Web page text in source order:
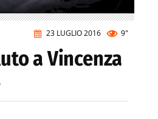
23 LUGLIO 2016 9"
a Vincenza